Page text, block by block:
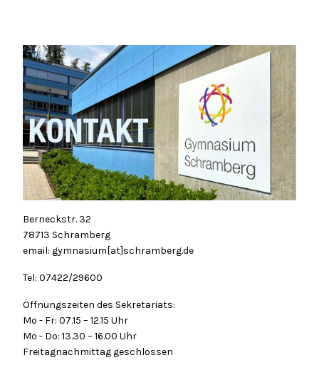
Berneckstr. 32
78713 Schramberg
email: gymnasium[at]schramberg.de
Tel: 07422/29600
Öffnungszeiten des Sekretariats:
Mo - Fr: 07.15 – 12.15 Uhr
Mo - Do: 13.30 – 16.00 Uhr
Freitagnachmittag geschlossen